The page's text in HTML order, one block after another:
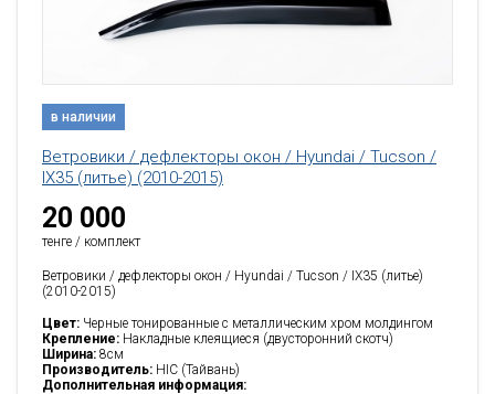
в наличии
Ветровики / дефлекторы окон / Hyundai / Tucson /
IX35 (литье) (2010-2015)
20 000
тенге / комплект
Ветровики / дефлекторы окон / Hyundai / Tucson / IX35 (литье)
(2010-2015)
Цвет: Черные тонированные с металлическим хром молдингом
Крепление: Накладные клеящиеся (двусторонний скотч)
Ширина: 8см
Производитель: HIC (Тайвань)
Дополнительная информация: